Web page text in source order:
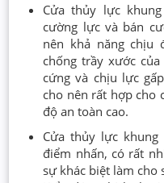
Cửa thủy lực
cường lực và bán
nên khả năng chịu
chống trầy xước
cứng và chịu lực
cho nên rất hợp cho
độ an toàn cao.
Cửa thủy lực
điểm nhấn, có rất
sự khác biệt làm cho